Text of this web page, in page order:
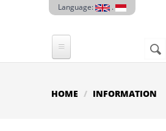
Language: .
HOME INFORMATION